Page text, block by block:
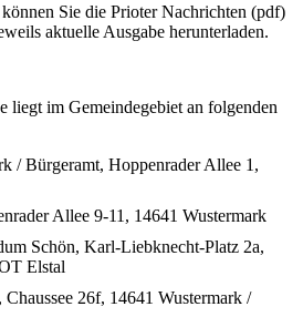
Sie die Prioter Nachrichten (pdf)
aktuelle Ausgabe herunterladen.
liegt im Gemeindegebiet an folgenden
/ Bürgeramt, Hoppenrader Allee 1,
Allee 9-11, 14641 Wustermark
Schön, Karl-Liebknecht-Platz 2a,
Elstal
Chaussee 26f, 14641 Wustermark /